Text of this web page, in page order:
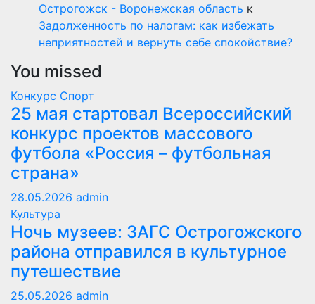
Острогожск - Воронежская область к
Задолженность по налогам: как избежать
неприятностей и вернуть себе спокойствие?
You missed
Конкурс Спорт
25 мая стартовал Всероссийский
конкурс проектов массового
футбола «Россия – футбольная
страна»
28.05.2026 admin
Культура
Ночь музеев: ЗАГС Острогожского
района отправился в культурное
путешествие
25.05.2026 admin